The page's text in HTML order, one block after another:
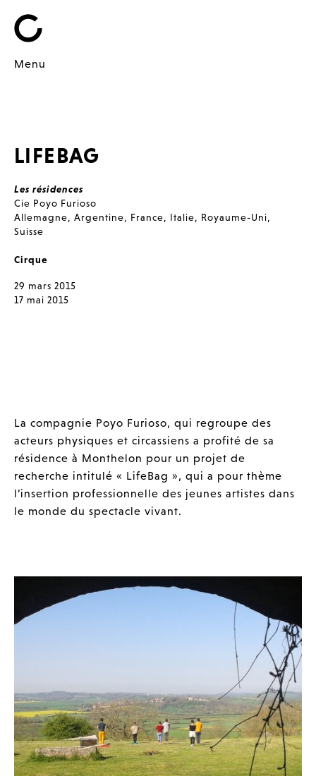
Menu
LIFEBAG
Les résidences
Cie Poyo Furioso
Allemagne, Argentine, France, Italie, Royaume-Uni,
Suisse
Cirque
29 mars 2015
17 mai 2015
La compagnie Poyo Furioso, qui regroupe des
acteurs physiques et circassiens a profité de sa
résidence à Monthelon pour un projet de
recherche intitulé « LifeBag », qui a pour thème
l’insertion professionnelle des jeunes artistes dans
le monde du spectacle vivant.